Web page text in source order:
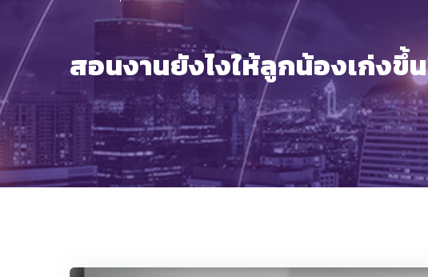
สอนงานยังไงให้ลูกน้องเก่งขึ้น